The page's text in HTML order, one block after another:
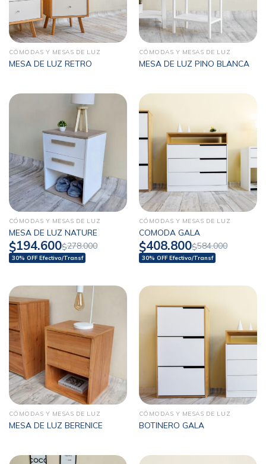
CÓMODAS Y MESAS DE LUZ
MESA DE LUZ RETRO
CÓMODAS Y MESAS DE LUZ
MESA DE LUZ PINO BLANCA
CÓMODAS Y MESAS DE LUZ
MESA DE LUZ NATURE
$194.600$278.000
30% OFF Efectivo/Transf
CÓMODAS Y MESAS DE LUZ
COMODA GALA
$408.800$584.000
30% OFF Efectivo/Transf
CÓMODAS Y MESAS DE LUZ
MESA DE LUZ BERENICE
CÓMODAS Y MESAS DE LUZ
BOTINERO GALA